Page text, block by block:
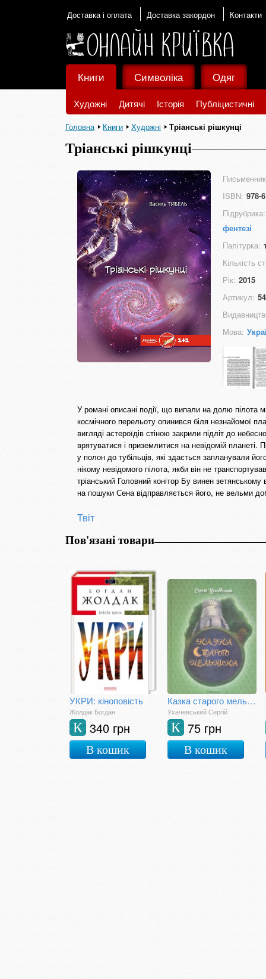
Доставка і оплата Доставка закордон Контакти
Книги
Художні Дитячі Історія Публіцистичні
Символіка Одяг
Головна Книги Художні Тріанські рішкунці
Тріанські рішкунці
ISBN: 978-
Підрубрика:
фентезі
Палітурка:
Кількість
Рік: 2015
Артикул:
Мова:
У романі описані події, що випали на долю пілота
космічного перельоту опинився біля незнайомої
вигляді астероїдів стіною закрили підліт до
врятуватися і приземлитися на невідомій
у полон до тубільців, які здається запланували
нікому невідомого пілота, якби він не
тріанський Головний конітор Бу винен
на пошуки Сена відправляється його, не вельми
Твіт
Пов'язані товари
УКРИ: кіноповість
Жолдак Богдан
340 грн
К
В кошик
Казка старого мельника
Ухачевський Сергій
75 грн
К
В кошик